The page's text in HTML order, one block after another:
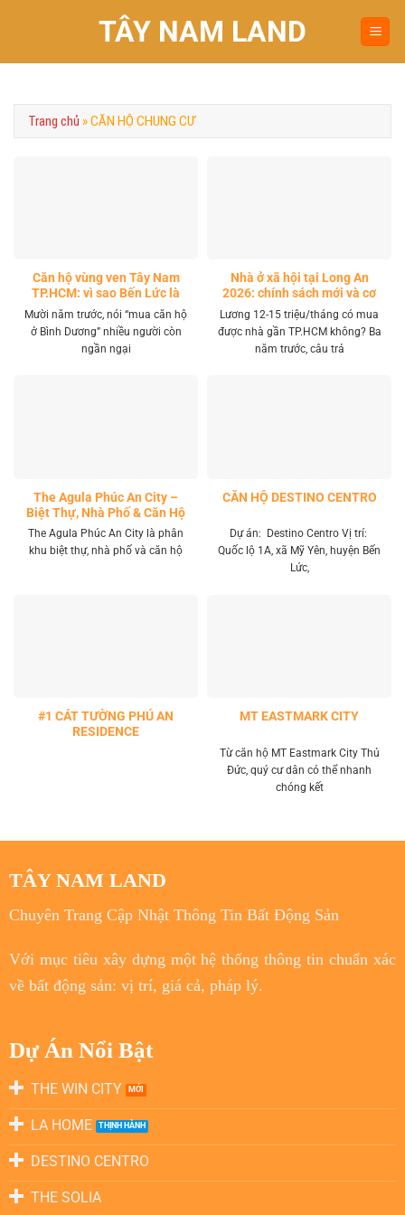
TÂY NAM LAND
Trang chủ »CĂN HỘ CHUNG CƯ
Căn hộ vùng ven Tây Nam
TP.HCM: vì sao Bến Lức là
điểm rơi tiếp theo?
Mười năm trước, nói “mua căn hộ
ở Bình Dương” nhiều người còn
ngần ngại
Nhà ở xã hội tại Long An
2026: chính sách mới và cơ
hội thật cho người lao động
Lương 12-15 triệu/tháng có mua
được nhà gần TP.HCM không? Ba
năm trước, câu trả
The Agula Phúc An City –
Biệt Thự, Nhà Phố & Căn Hộ
Đức Hòa, Long An
The Agula Phúc An City là phân
khu biệt thự, nhà phố và căn hộ
CĂN HỘ DESTINO CENTRO
Dự án: Destino Centro Vị trí:
Quốc lộ 1A, xã Mỹ Yên, huyện Bến
Lức,
#1 CÁT TƯỜNG PHÚ AN
RESIDENCE
MT EASTMARK CITY
Từ căn hộ MT Eastmark City Thủ
Đức, quý cư dân có thể nhanh
chóng kết
TÂY NAM LAND
Chuyên Trang Cập Nhật Thông Tin Bất Động Sản
Với mục tiêuxây dựng một hệ thống thông tin chuẩn xác
về bất động sản: vị trí, giá cả, pháp lý.
Dự Án Nổi Bật
THE WIN CITY
LA HOME
DESTINO CENTRO
THE SOLIA